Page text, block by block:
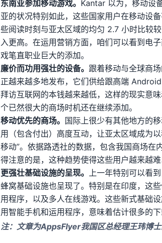
东南亚参加移动游戏。 Kantar 以为，移动设
亚的状况特别如此，这些国家用户在移动设
些阅读时刻与亚太区域的均匀 2.7 小时比较
入更高。在运用营销方面，咱们可以看到电
戏笔直职业巨大的添加。
廉价而功用强壮的设备。 跟着移动与全球商
正越来越多地发布，它们供给跟高端
拜访互联网的本钱越来越低，这样的现实意
个已然很大的商场时机还在继续添加。
移动优先的商场。 国际上很少有其他地方的
用（包含付出）高度互动，让亚太区域成为
移动”。依据路透社的数据，包含我国商场
得注意的是，这种趋势使得这些用户越来越
更强壮基础设施的呈现。 上一年特别可以看
蜂窝基础设施也呈现了。特别是在印度，这
用程序，以及多人在线游戏。这些新式基础
用智能手机和运用程序，意味着估计很多的
注：文章为AppsFlyer我国区总经理王玮博